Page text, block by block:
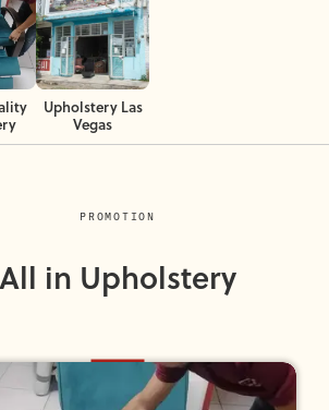
Upholstery Las
Vegas
PROMOTION
All in Upholstery